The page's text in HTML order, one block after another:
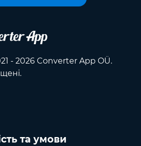
- 2026 Converter App OÜ.
та умови